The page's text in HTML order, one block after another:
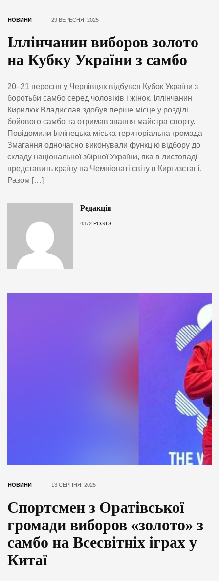
НОВИНИ 29 ВЕРЕСНЯ, 2025
Іллінчанин виборов золото
на Кубку України з самбо
20–21 вересня у Чернівцях відбувся Кубок України з
боротьби самбо серед чоловіків і жінок. Іллінчанин
Кирилюк Владислав здобув перше місце у розділі
бойового самбо та отримав звання майстра спорту.
Повідомили Іллінецька міська територіальна громада
Змагання одночасно виконували функцію відбору до
складу національної збірної України, яка в листопаді
представить країну на Чемпіонаті світу в Киргизстані.
Разом […]
Редакція
4372 POSTS
НОВИНИ 13 СЕРПНЯ, 2025
Спортсмен з Оратівської
громади виборов «золото» з
самбо на Всесвітніх іграх у
Китаї